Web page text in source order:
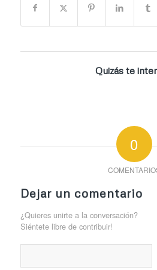
Quizás te
0
Dejar un comentario
¿Quieres unirte a la conversación?
Siéntete libre de contribuir!